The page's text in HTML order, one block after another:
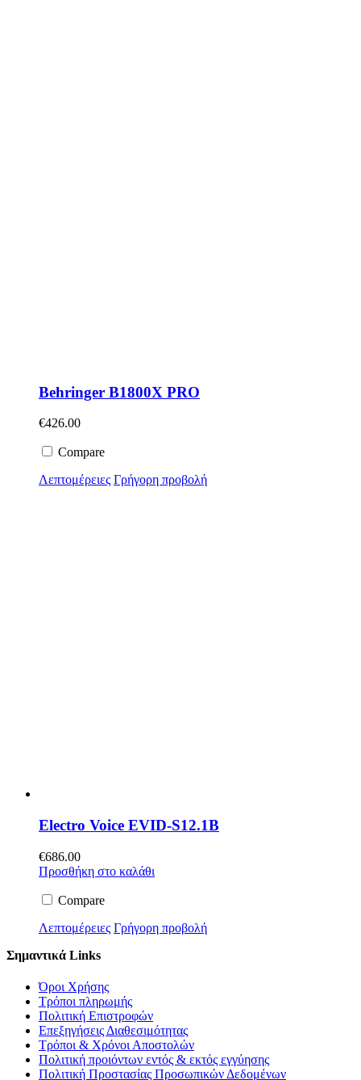
Behringer B1800X PRO
€426.00
Compare
Λεπτομέρειες Γρήγορη προβολή
Electro Voice EVID-S12.1B
€686.00
Προσθήκη στο καλάθι
Compare
Λεπτομέρειες Γρήγορη προβολή
Σημαντικά Links
Όροι Χρήσης
Τρόποι πληρωμής
Πολιτική Επιστροφών
Επεξηγήσεις Διαθεσιμότητας
Τρόποι & Χρόνοι Αποστολών
Πολιτική προιόντων εντός & εκτός εγγύησης
Πολιτική Προστασίας Προσωπικών Δεδομένων